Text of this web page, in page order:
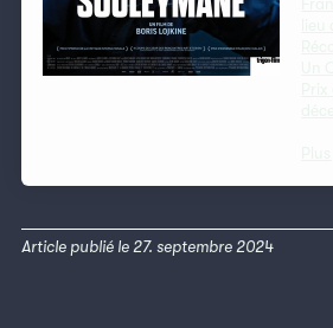
Article publié le 27. septembre 2024